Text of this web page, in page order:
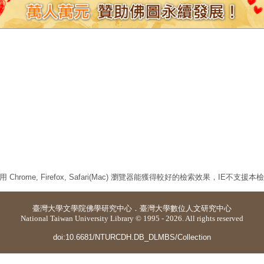
Chrome, Firefox, Safari(Mac) 瀏覽器能獲得較好的檢索效果，IE不支援本
臺灣大學文學院佛學研究中心 ． 臺灣大學數位人文研究中心
National Taiwan University Library © 1995 - 2026. All rights reserved
doi:10.6681/NTURCDH.DB_DLMBS/Collection